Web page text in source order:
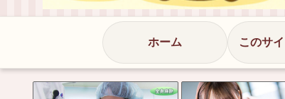
ホーム このサ